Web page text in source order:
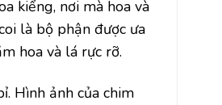
kiểng, nơi mà hoa và
là bộ phận được ưa
hoa và lá rực rỡ.
Hình ảnh của chim